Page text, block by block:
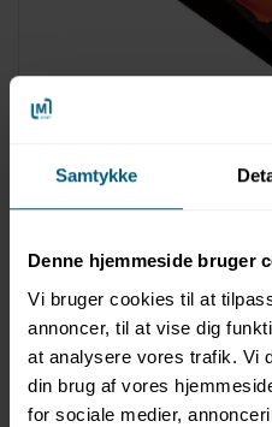
Samtykke
Denne hjemmeside bruger
Vi bruger cookies til at
annoncer, til at vise dig
at analysere vores trafik. Vi
din brug af vores
for sociale medier,
02049983
Svømmefødder | Short Fins |
Viser 1 til 7 af
Svømmefødder til